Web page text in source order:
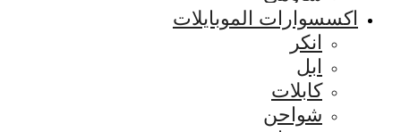
اكسسوارات الموبايلات
انكر
ابل
كابلات
شواحن